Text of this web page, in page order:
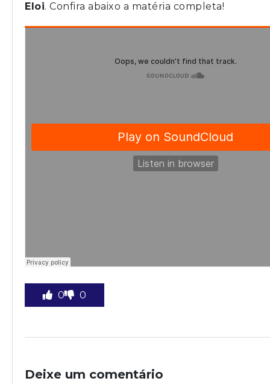
Eloi. Confira abaixo a matéria completa!
0 0
Deixe um comentário